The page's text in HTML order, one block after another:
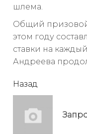
шлема.
Общий
этом году
ставки на
Андреева
читать
Назад